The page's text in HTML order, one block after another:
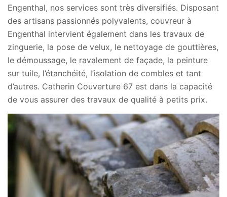
Engenthal, nos services sont très diversifiés. Disposant
des artisans passionnés polyvalents, couvreur à
Engenthal intervient également dans les travaux de
zinguerie, la pose de velux, le nettoyage de gouttières,
le démoussage, le ravalement de façade, la peinture
sur tuile, l’étanchéité, l’isolation de combles et tant
d’autres. Catherin Couverture 67 est dans la capacité
de vous assurer des travaux de qualité à petits prix.